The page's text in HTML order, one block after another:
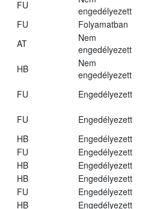
FU
engedélyezett
FU
Folyamatban
AT
Nem
engedélyezett
HB
Nem
engedélyezett
FU
Engedélyezett
FU
Engedélyezett
HB
Engedélyezett
FU
Engedélyezett
HB
Engedélyezett
HB
Engedélyezett
FU
Engedélyezett
HB
Engedélyezett